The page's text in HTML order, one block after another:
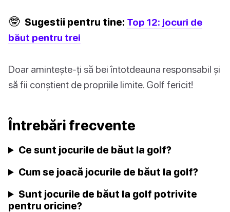
🤓 Sugestii pentru tine: Top 12: jocuri de
băut pentru trei
Doar amintește-ți să bei întotdeauna responsabil și
să fii conștient de propriile limite. Golf fericit!
Întrebări frecvente
Ce sunt jocurile de băut la golf?
Cum se joacă jocurile de băut la golf?
Sunt jocurile de băut la golf potrivite
pentru oricine?